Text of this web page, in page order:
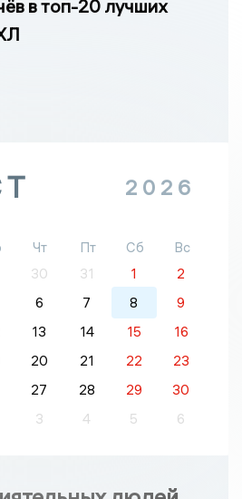
в топ-20 лучших
2026
Чт Пт Сб
Вс
30 31 1
2
6 7 8
9
13 14 15
16
20 21 22
23
27 28 29
30
3 4 5 6